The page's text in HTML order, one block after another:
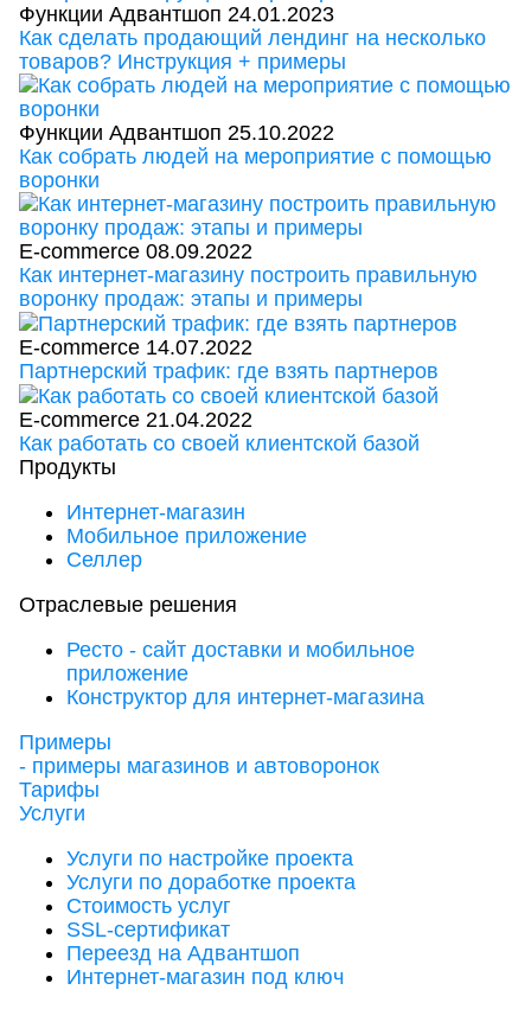
Функции Адвантшоп 24.01.2023
Как сделать продающий лендинг на несколько
товаров? Инструкция + примеры
Функции Адвантшоп 25.10.2022
Как собрать людей на мероприятие с помощью
воронки
E-commerce 08.09.2022
Как интернет-магазину построить правильную
воронку продаж: этапы и примеры
E-commerce 14.07.2022
Партнерский трафик: где взять партнеров
E-commerce 21.04.2022
Как работать со своей клиентской базой
Продукты
Интернет-магазин
Мобильное приложение
Селлер
Отраслевые решения
Ресто - сайт доставки и мобильное
приложение
Конструктор для интернет-магазина
Примеры
- примеры магазинов и автоворонок
Тарифы
Услуги
Услуги по настройке проекта
Услуги по доработке проекта
Стоимость услуг
SSL-сертификат
Переезд на Адвантшоп
Интернет-магазин под ключ